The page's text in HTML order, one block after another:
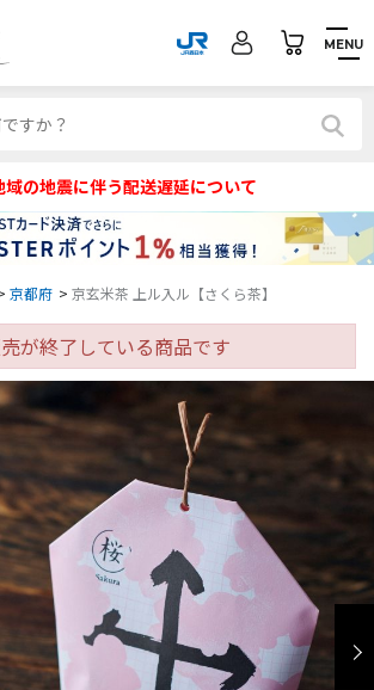
MENU
域の地震に伴う配送遅延について
京都府 > 京玄米茶 上ル入ル【さくら茶】
が終了している商品です